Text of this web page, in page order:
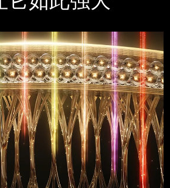
男士
预计送达日期13/8/26
预计送达日期15/8/26
预计送达日期12/8/26
预计送达日期10/8/26
预计送达日期10/8/26
预计送达日期11/8/26